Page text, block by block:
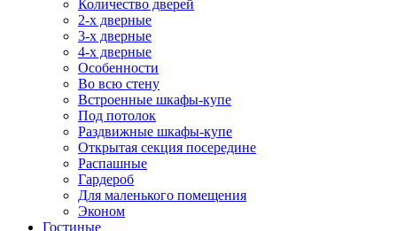
Количество дверей
2-х дверные
3-х дверные
4-х дверные
Особенности
Во всю стену
Встроенные шкафы-купе
Под потолок
Раздвижные шкафы-купе
Открытая секция посередине
Распашные
Гардероб
Для маленького помещения
Эконом
Гостиные